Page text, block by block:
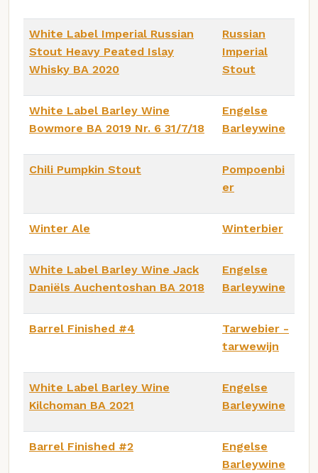
White Label Imperial Russian
Stout Heavy Peated Islay
Whisky BA 2020
Russian
Imperial
Stout
White Label Barley Wine
Bowmore BA 2019 Nr. 6 31/7/18
Engelse
Barleywine
Chili Pumpkin Stout
Pompoenbi
er
Winter Ale Winterbier
White Label Barley Wine Jack
Daniëls Auchentoshan BA 2018
Engelse
Barleywine
Barrel Finished #4
Tarwebier -
tarwewijn
White Label Barley Wine
Kilchoman BA 2021
Engelse
Barleywine
Barrel Finished #2
Engelse
Barleywine